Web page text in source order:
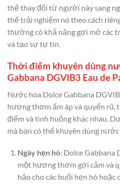
thể thay đổi từ người này sang
thể trải nghiệm nó theo cách
thường có khả năng gợi mở các
và tạo sự tự tin.
Thời điểm khuyên dùng
Gabbana DGVIB3 Eau de
Nước hoa Dolce Gabbana
hương thơm ấm áp và quyến rũ,
điểm và tình huống khác nhau.
mà bạn có thể khuyên dùng nước
Ngày hẹn hò: Dolce Gabbana
một hương thơm gợi cảm và
hảo cho các buổi hẹn hò hoặc